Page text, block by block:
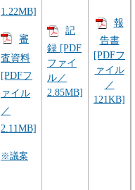
1.22MB]
審
査資料
[PDFフ
ァイル
／
2.11MB]
※議案
記
録 [PDF
ファイ
ル／
2.85MB]
報
告書
[PDFフ
ァイル
／
121KB]